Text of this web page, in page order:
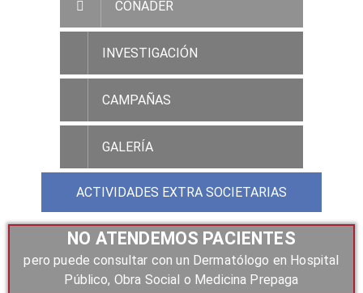
CONADER
INVESTIGACIÓN
CAMPAÑAS
GALERÍA
ACTIVIDADES EXTRA SOCIETARIAS
NO ATENDEMOS PACIENTES
pero puede consultar con un Dermatólogo en Hospital
Público, Obra Social o Medicina Prepaga